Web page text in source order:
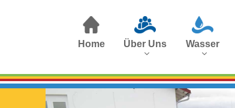
Home Über Uns Wasser